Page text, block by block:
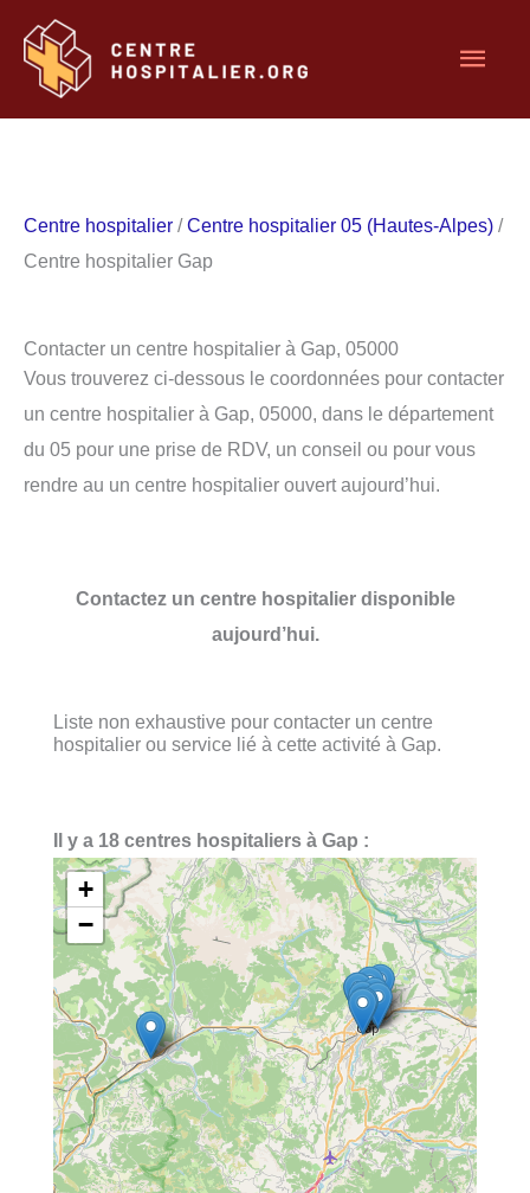
contenu
Centre hospitalier /Centre hospitalier 05 (Hautes-Alpes) /
Centre hospitalier Gap
Contacter un centre hospitalier à Gap, 05000
Vous trouverez ci-dessous le coordonnées pour contacter
un centre hospitalier à Gap, 05000, dans le département
du 05 pour une prise de RDV, un conseil ou pour vous
rendre au un centre hospitalier ouvert aujourd’hui.
Contactez un centre hospitalier disponible
aujourd’hui.
Liste non exhaustive pour contacter un centre
hospitalier ou service lié à cette activité à Gap.
Il y a 18 centres hospitaliers à Gap :
+
−